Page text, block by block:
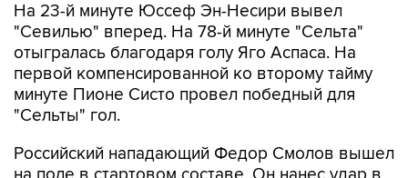
На 23-й минуте Юссеф Эн-Несири вывел
"Севилью" вперед. На 78-й минуте "Сельта"
отыгралась благодаря голу Яго Аспаса. На
первой компенсированной ко второму тайму
минуте Пионе Систо провел победный для
"Сельты" гол.
Российский нападающий Федор Смолов вышел